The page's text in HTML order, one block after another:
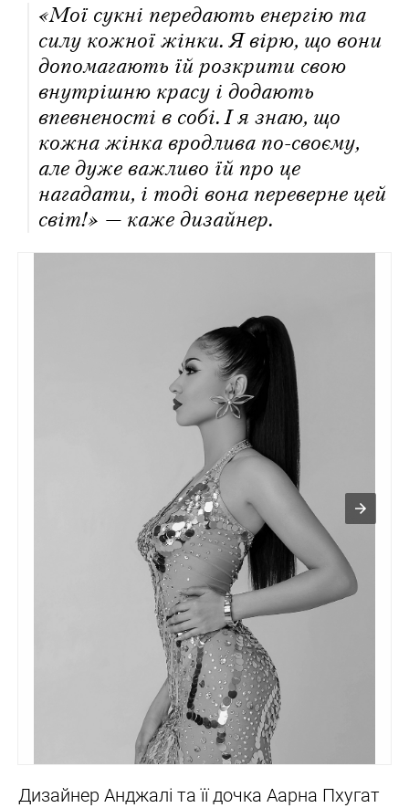
«Мої сукні передають енергію та
силу кожної жінки. Я вірю, що вони
допомагають їй розкрити свою
внутрішню красу і додають
впевненості в собі. І я знаю, що
кожна жінка вродлива по-своєму,
але дуже важливо їй про це
нагадати, і тоді вона переверне цей
світ!» — каже дизайнер.
Дизайнер Анджалі та її дочка Аарна Пхугат